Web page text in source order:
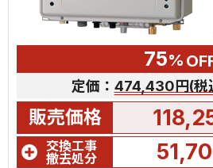
75%
定価： 474,430円(税
販売価格
交換工事
撤去処分